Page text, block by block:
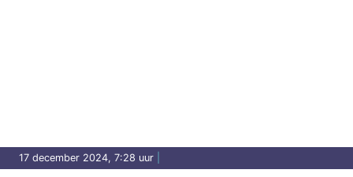
17 december 2024, 7:28 uur